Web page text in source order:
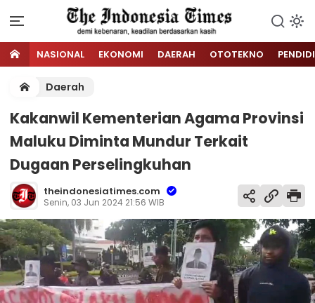
NASIONAL EKONOMI DAERAH OTOTEKNO
Daerah
Kakanwil Kementerian Agama Provinsi
Maluku Diminta Mundur Terkait
Dugaan Perselingkuhan
theindonesiatimes.com
Senin, 03 Jun 2024 21:56 WIB